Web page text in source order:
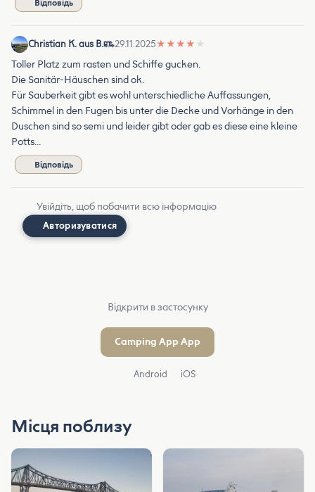
Відповідь
Christian K. aus B. 29.11.2025★ ★ ★ ★ ★
Toller Platz zum rasten und Schiffe gucken.
Die Sanitär-Häuschen sind ok.
Für Sauberkeit gibt es wohl unterschiedliche Auffassungen,
Schimmel in den Fugen bis unter die Decke und Vorhänge in den
Duschen sind so semi und leider gibt oder gab es diese eine kleine
Potts…
Відповідь
Увійдіть, щоб побачити всю інформацію
Авторизуватися
Відкрити в застосунку
Camping App App
Android iOS
Місця поблизу